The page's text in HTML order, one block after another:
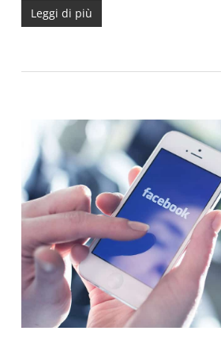
Leggi di più